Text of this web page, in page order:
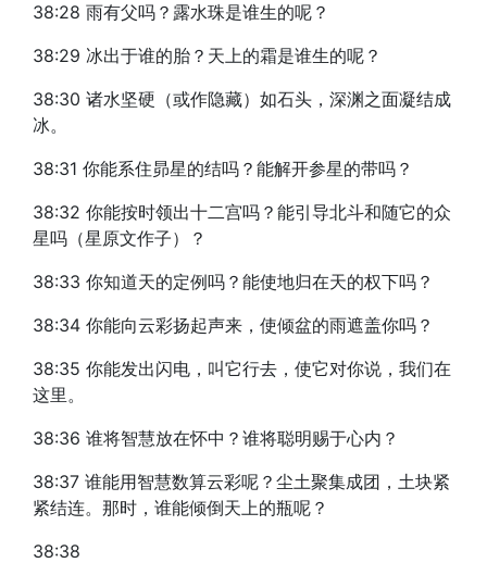
38:28 雨有父吗？露水珠是谁生的呢？
38:29 冰出于谁的胎？天上的霜是谁生的呢？
38:30 诸水坚硬（或作隐藏）如石头，深渊之面凝结成
冰。
38:31 你能系住昴星的结吗？能解开参星的带吗？
38:32 你能按时领出十二宫吗？能引导北斗和随它的众
星吗（星原文作子）？
38:33 你知道天的定例吗？能使地归在天的权下吗？
38:34 你能向云彩扬起声来，使倾盆的雨遮盖你吗？
38:35 你能发出闪电，叫它行去，使它对你说，我们在
这里。
38:36 谁将智慧放在怀中？谁将聪明赐于心内？
38:37 谁能用智慧数算云彩呢？尘土聚集成团，土块紧
紧结连。那时，谁能倾倒天上的瓶呢？
38:38